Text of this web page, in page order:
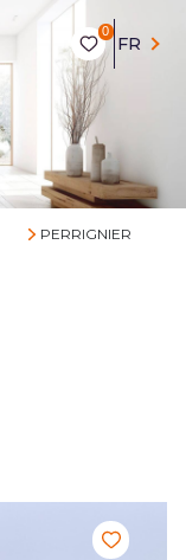
0
FR
PERRIGNIER